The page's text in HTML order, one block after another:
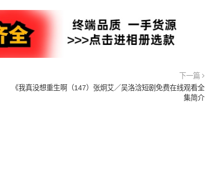
下一篇
《我真没想重生啊（147）张炯艾／吴洛浛短剧免费在线观看全
集简介